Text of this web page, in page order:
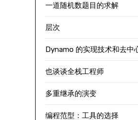
一道随机数题目的求解
层次
Dynamo 的实现技术和去中
也谈谈全栈工程师
多重继承的演变
编程范型：工具的选择